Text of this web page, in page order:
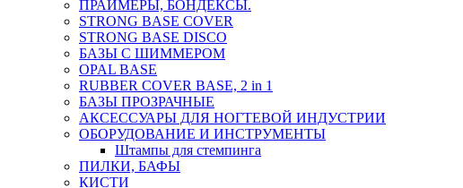
ПРАЙМЕРЫ, БОНДЕКСЫ.
STRONG BASE COVER
STRONG BASE DISCO
БАЗЫ С ШИММЕРОМ
OPAL BASE
RUBBER COVER BASE, 2 in 1
БАЗЫ ПРОЗРАЧНЫЕ
АКСЕССУАРЫ ДЛЯ НОГТЕВОЙ ИНДУСТРИИ
ОБОРУДОВАНИЕ И ИНСТРУМЕНТЫ
Штампы для стемпинга
ПИЛКИ, БАФЫ
КИСТИ